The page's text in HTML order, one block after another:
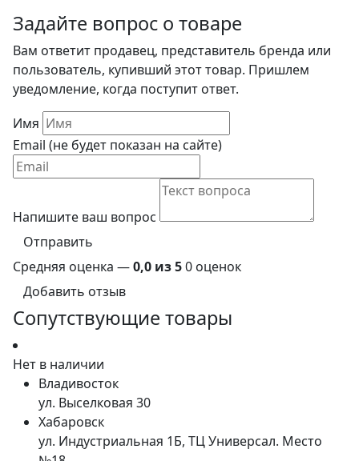
Задайте вопрос о товаре
Вам ответит продавец, представитель бренда или
пользователь, купивший этот товар. Пришлем
уведомление, когда поступит ответ.
Имя
Email (не будет показан на сайте)
Напишите ваш вопрос
Отправить
Средняя оценка —0,0 из 50 оценок
Добавить отзыв
Сопутствующие товары
Нет в наличии
Владивосток
ул. Выселковая 30
Хабаровск
ул. Индустриальная 1Б, ТЦ Универсал. Место